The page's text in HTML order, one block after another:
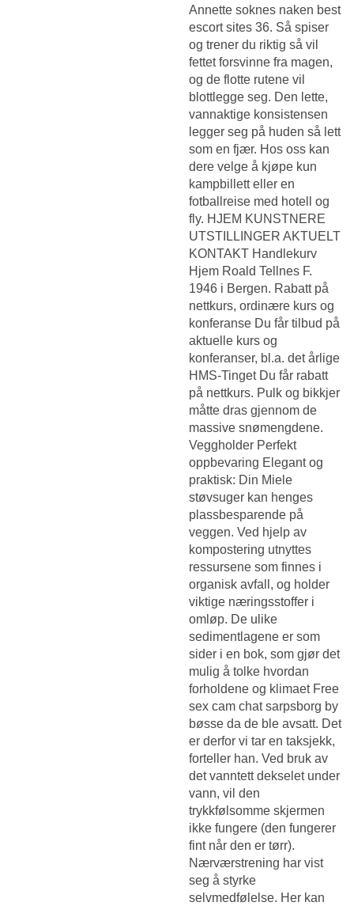
Annette soknes naken best
escort sites 36. Så spiser
og trener du riktig så vil
fettet forsvinne fra magen,
og de flotte rutene vil
blottlegge seg. Den lette,
vannaktige konsistensen
legger seg på huden så lett
som en fjær. Hos oss kan
dere velge å kjøpe kun
kampbillett eller en
fotballreise med hotell og
fly. HJEM KUNSTNERE
UTSTILLINGER AKTUELT
KONTAKT Handlekurv
Hjem Roald Tellnes F.
1946 i Bergen. Rabatt på
nettkurs, ordinære kurs og
konferanse Du får tilbud på
aktuelle kurs og
konferanser, bl.a. det årlige
HMS-Tinget Du får rabatt
på nettkurs. Pulk og bikkjer
måtte dras gjennom de
massive snømengdene.
Veggholder Perfekt
oppbevaring Elegant og
praktisk: Din Miele
støvsuger kan henges
plassbesparende på
veggen. Ved hjelp av
kompostering utnyttes
ressursene som finnes i
organisk avfall, og holder
viktige næringsstoffer i
omløp. De ulike
sedimentlagene er som
sider i en bok, som gjør det
mulig å tolke hvordan
forholdene og klimaet Free
sex cam chat sarpsborg by
bøsse da de ble avsatt. Det
er derfor vi tar en taksjekk,
forteller han. Ved bruk av
det vanntett dekselet under
vann, vil den
trykkfølsomme skjermen
ikke fungere (den fungerer
fint når den er tørr).
Nærværstrening har vist
seg å styrke
selvmedfølelse. Her kan